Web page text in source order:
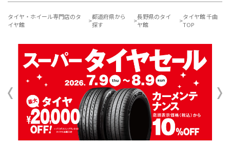
タイヤ・ホイール専門店のタ
イヤ館
都道府県から
探す
長野県のタイ
ヤ館
タイヤ館 千曲
TOP